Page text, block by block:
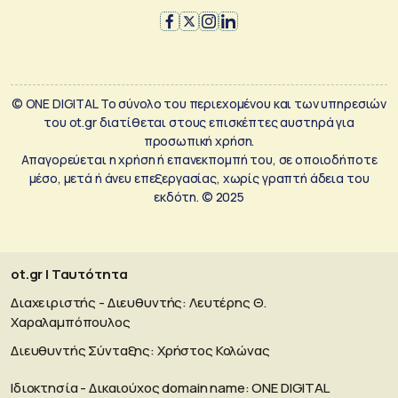
© ONE DIGITAL Το σύνολο του περιεχομένου και των υπηρεσιών
του ot.gr διατίθεται στους επισκέπτες αυστηρά για
προσωπική χρήση.
Απαγορεύεται η χρήση ή επανεκπομπή του, σε οποιοδήποτε
μέσο, μετά ή άνευ επεξεργασίας, χωρίς γραπτή άδεια του
εκδότη. © 2025
ot.gr | Ταυτότητα
Διαχειριστής - Διευθυντής: Λευτέρης Θ.
Χαραλαμπόπουλος
Διευθυντής Σύνταξης: Χρήστος Κολώνας
Ιδιοκτησία - Δικαιούχος domain name: ΟΝΕ DIGITAL